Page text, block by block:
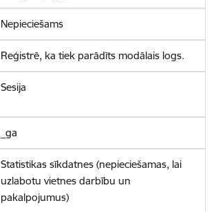
Nepieciešams
Reģistrē, ka tiek parādīts modālais logs.
Sesija
_ga
Statistikas sīkdatnes (nepieciešamas, lai
uzlabotu vietnes darbību un
pakalpojumus)